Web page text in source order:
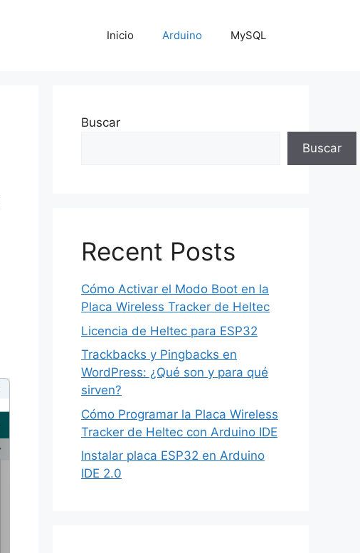
Inicio Arduino MySQL
Buscar
Buscar
Recent Posts
Cómo Activar el Modo Boot en la
Placa Wireless Tracker de Heltec
Licencia de Heltec para ESP32
Trackbacks y Pingbacks en
WordPress: ¿Qué son y para qué
sirven?
Cómo Programar la Placa Wireless
Tracker de Heltec con Arduino IDE
Instalar placa ESP32 en Arduino
IDE 2.0